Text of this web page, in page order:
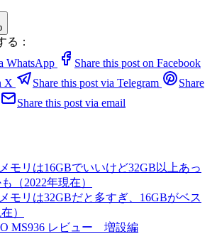
る：
WhatsApp
Share this post on Facebook
X
Share this post via Telegram
Share
Share this post via email
モリは16GBでいいけど32GB以上あっ
（2022年現在）
モリは32GBだと多すぎ、16GBがベス
）
MS936 レビュー 増設編